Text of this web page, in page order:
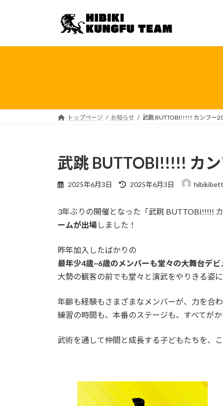
プ
動
トップページ お知らせ 武跳 BUTTOBI!!!!! カンフー
武跳 BUTTOBI!!!!! カ
2025年6月3日
最
新
日
2025年6月3日
3年ぶりの開催となった「武跳 BUTTOBI!!!!!
ームが出場しました！
昨年加入したばかりの
最年少4歳~6歳のメンバーも堂々の大舞台デビ
大勢の観客の前でも堂々と演武をやりきる姿
年齢も経験もさまざまなメンバーが、力を合
練習の時間も、本番のステージも、すべてがか
武術を通して仲間と成長する子どもたちを、